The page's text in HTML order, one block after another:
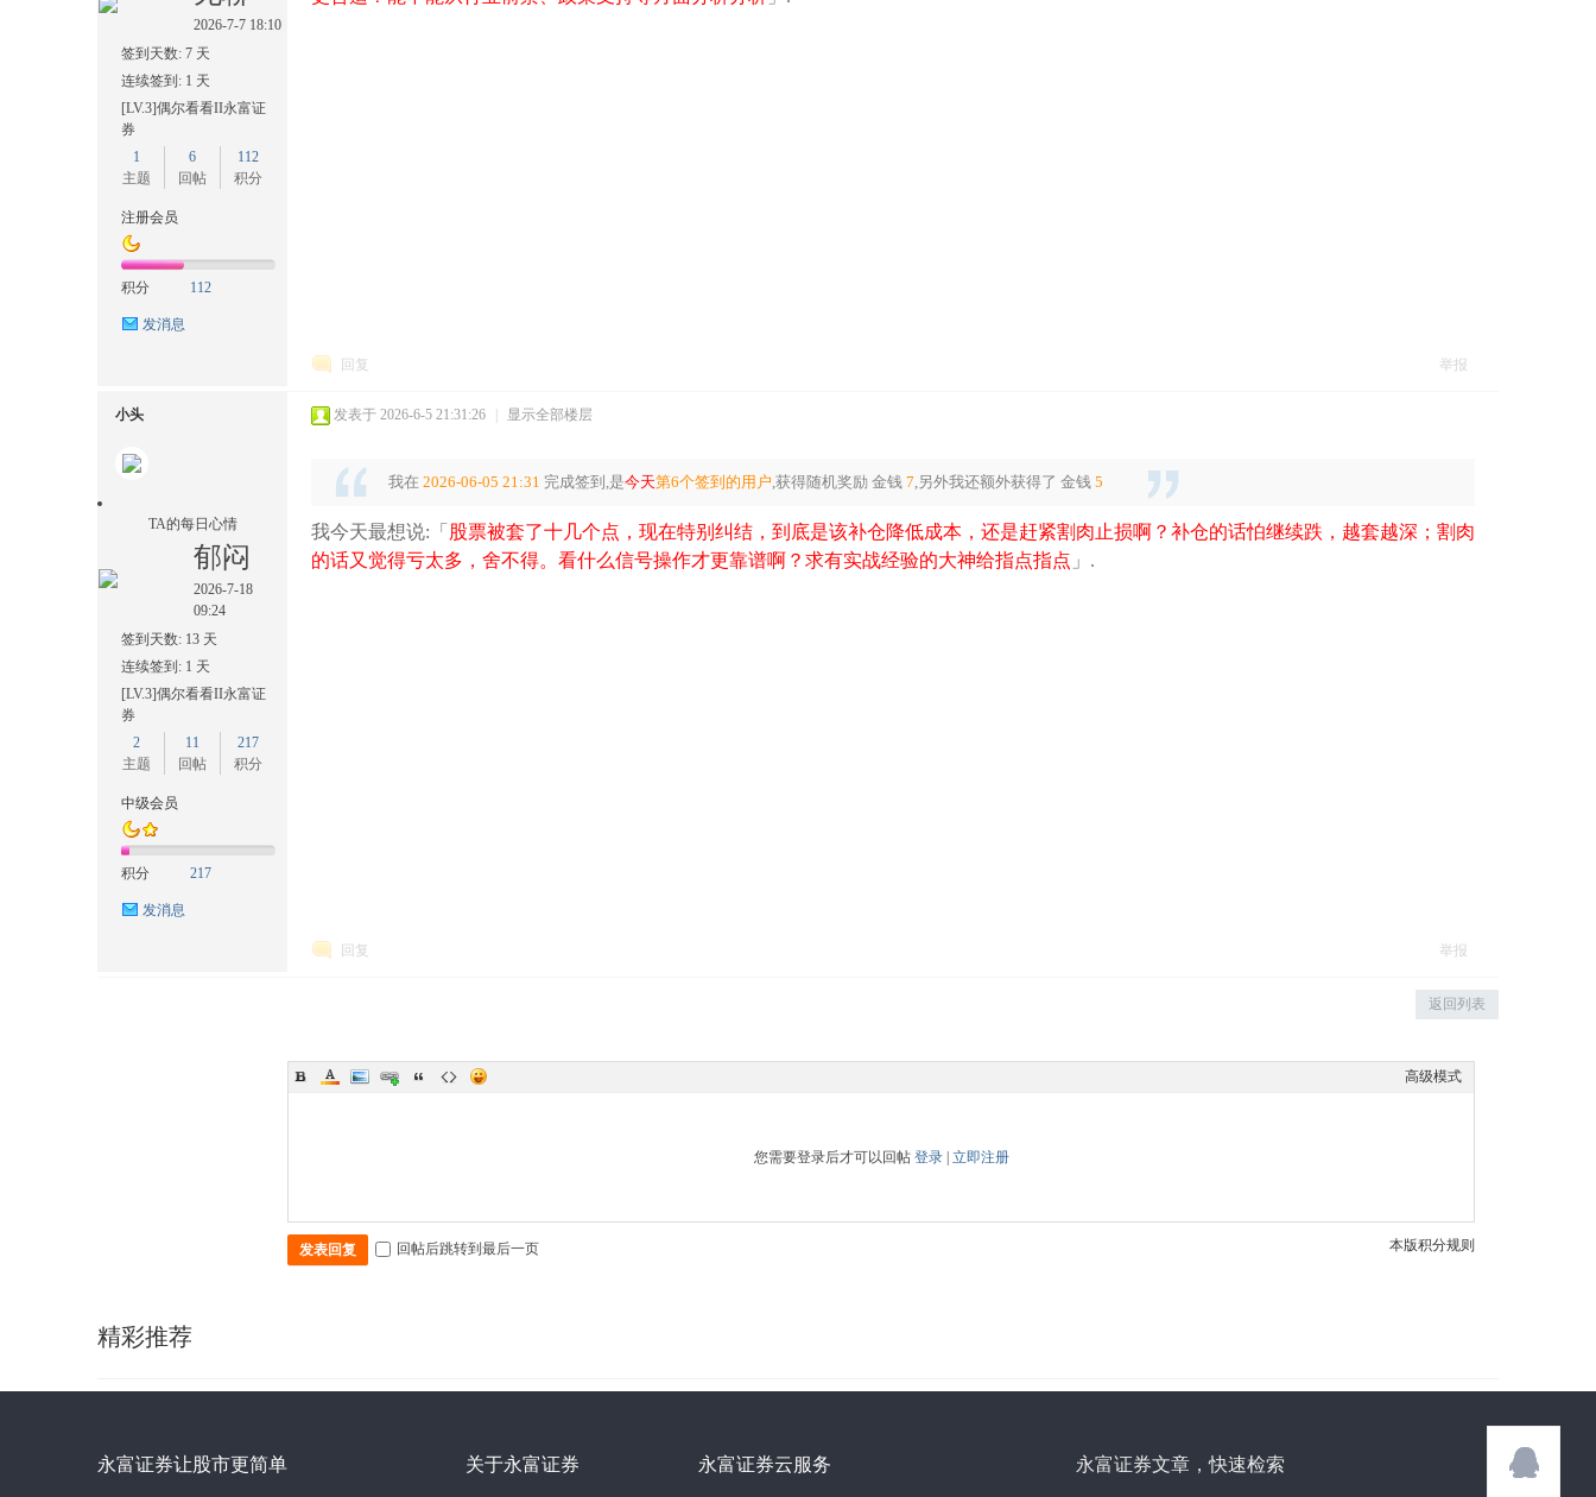
2026-7-7 18:10
签到天数: 7 天
连续签到: 1 天
[LV.3]偶尔看看II永富证
券
1
主题
6
回帖
112
积分
注册会员
积分 112
发消息
回复 举报
小头
TA的每日心情
郁闷
2026-7-18
09:24
签到天数: 13 天
连续签到: 1 天
[LV.3]偶尔看看II永富证
券
2
主题
11
回帖
217
积分
中级会员
积分 217
发消息
发表于 2026-6-5 21:31:26 显示全部楼层
我在 2026-06-05 21:31 完成签到,是今天第6个签到的用户,获得随机奖励 金钱 7,另外我还额外获得了 金钱 5
我今天最想说:「 股票被套了十几个点，现在特别纠结，到底是该补仓降低成本，还是赶紧割肉止损啊？补仓的话怕继续跌，越套越深；割肉
的话又觉得亏太多，舍不得。看什么信号操作才更靠谱啊？求有实战经验的大神给指点指点​ 」.
回复 举报
返回列表
高级模式
您需要登录后才可以回帖 登录| 立即注册
本版积分规则
发表回复 回帖后跳转到最后一页
精彩推荐
永富证券让股市更简单 关于永富证券 永富证券云服务 永富证券文章，快速检索